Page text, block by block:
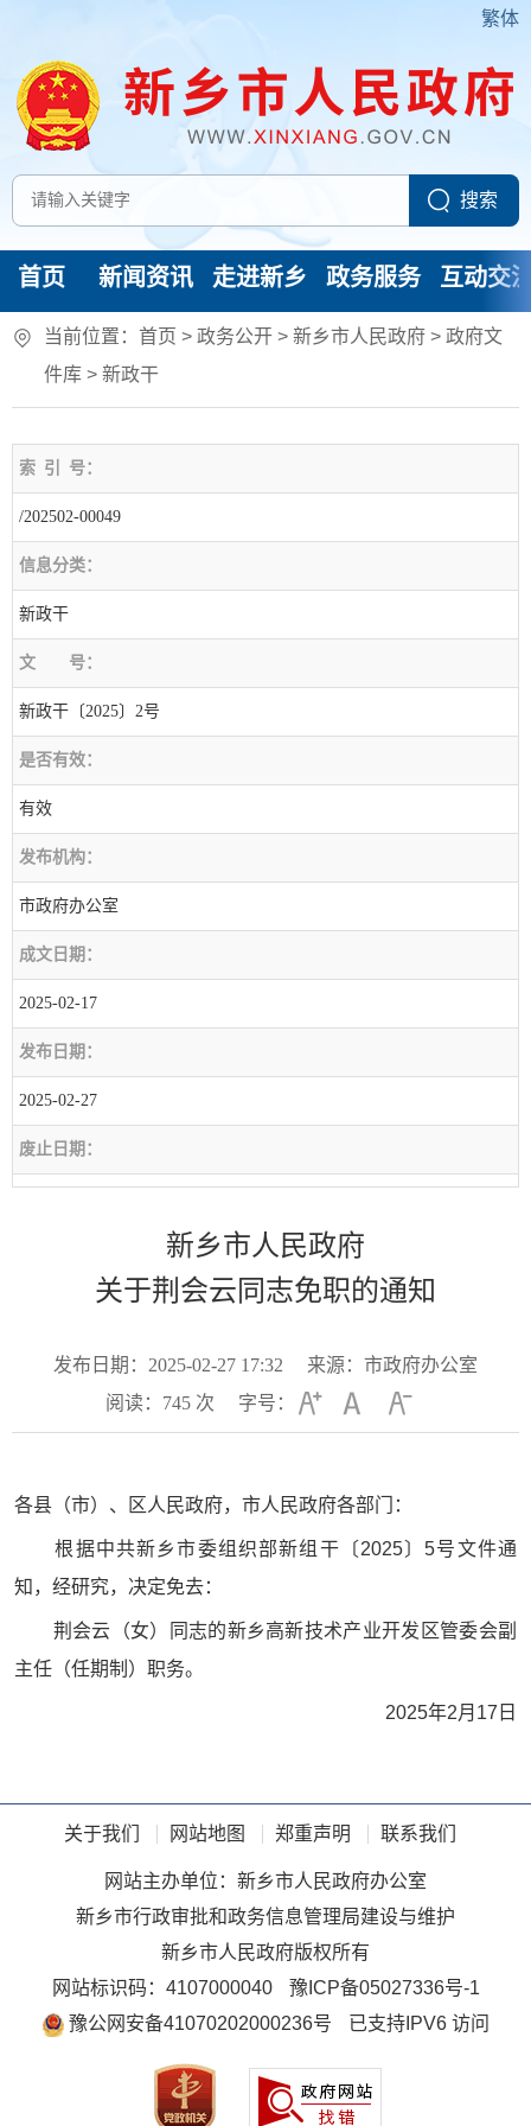
繁体
首页 新闻资讯 走进新乡 政务服务 互动交
当前位置： 首页 > 政务公开 > 新乡市人民政府 > 政府文
件库 > 新政干
索 引 号：
/202502-00049
信息分类：
新政干
文 号：
新政干〔2025〕2号
是否有效：
有效
发布机构：
市政府办公室
成文日期：
2025-02-17
发布日期：
2025-02-27
废止日期：
新乡市人民政府
关于荆会云同志免职的通知
发布日期：2025-02-27 17:32
来源：市政府办公室
阅读： 745次 字号：
各县（市）、区人民政府，市人民政府各部门：
根据中共新乡市委组织部新组干〔2025〕5号文件通
知，经研究，决定免去：
荆会云（女）同志的新乡高新技术产业开发区管委会副
主任（任期制）职务。
2025年2月17日
关于我们 网站地图 郑重声明 联系我们
网站主办单位：新乡市人民政府办公室
新乡市行政审批和政务信息管理局建设与维护
新乡市人民政府版权所有
网站标识码：4107000040
豫ICP备05027336号-1
豫公网安备41070202000236号
已支持IPV6 访问